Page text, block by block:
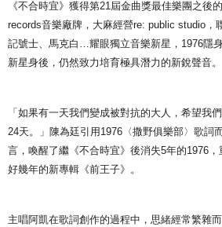
NT$65/order | Free shipping on orders of
宅配
NT$85/order | Free shipping on orders of
《不合時宜》獲得第21屆金曲獎最佳樂團之後
records音樂廠牌，大麻經營re: public studio，
記號士、馬克白…耀眼獨立音樂新星，1976隱
新星身後，仍然致力培育極具潛力的新銳聲音。
「如果有一天我們變成被對抗的大人，希望我
24天。」陳為廷引用1976〈撒野俱樂部〉歌詞
言，喚醒了繼《不合時宜》後消失5年的1976
好幾年的新專輯《前王子》。
主唱阿凱在歌詞創作的過程中，思緒經常繁雜